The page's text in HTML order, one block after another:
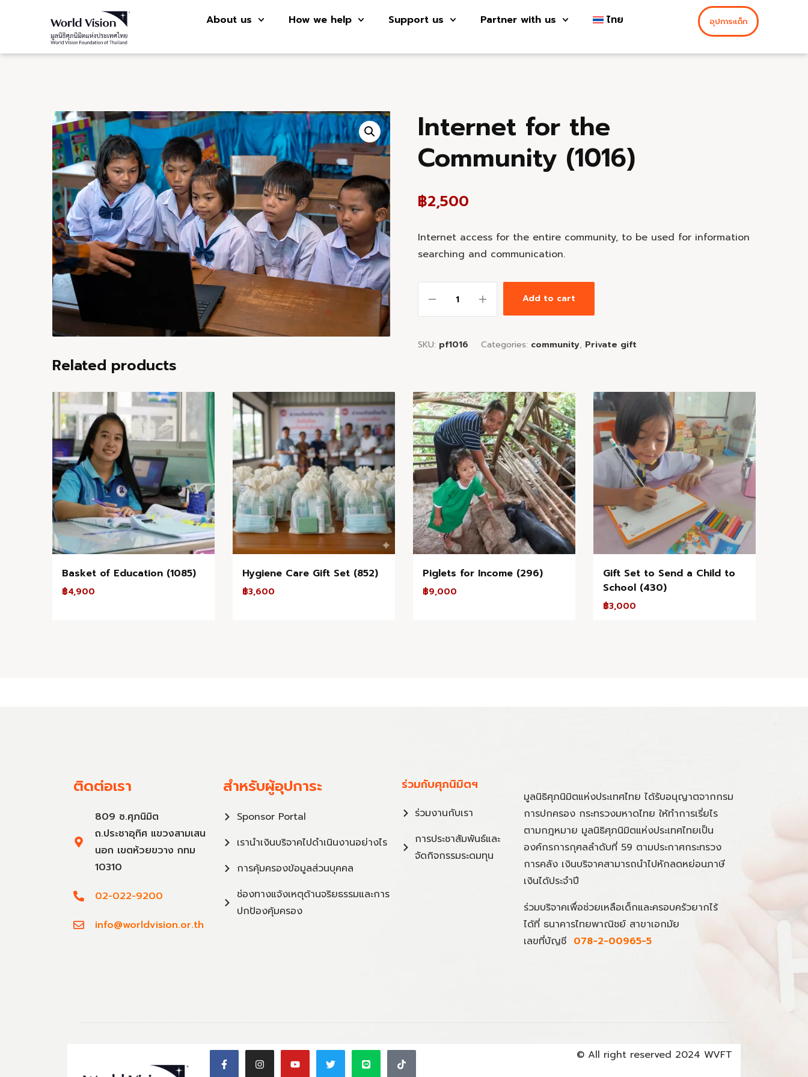
About us How we help Support us Partner with us ไทย อุปการะเด็ก
Internet for the
Community (1016)
฿2,500
Internet access for the entire community, to be used for information
searching and communication.
Add to cart
SKU: pf1016 Categories: community, Private gift
Related products
Basket of Education (1085)
฿4,900
Hygiene Care Gift Set (852)
฿3,600
Piglets for Income (296)
฿9,000
Gift Set to Send a Child to
School (430)
฿3,000
ติดต่อเรา
809 ซ.ศุภนิมิต
ถ.ประชาอุทิศ แขวงสามเสน
นอก เขตห้วยขวาง กทม
10310
02-022-9200
info@worldvision.or.th
สำหรับผู้อุปการะ
Sponsor Portal
เรานำเงินบริจาคไปดำเนินงานอย่างไร
การคุ้มครองข้อมูลส่วนบุคคล
ช่องทางแจ้งเหตุด้านจริยธรรมและการ
ปกป้องคุ้มครอง
ร่วมกับศุภนิมิตฯ
ร่วมงานกับเรา
การประชาสัมพันธ์และ
จัดกิจกรรมระดมทุน
มูลนิธิศุภนิมิตแห่งประเทศไทย ได้รับอนุญาตจากกรม
การปกครอง กระทรวงมหาดไทย ให้ทำการเรี่ยไร
ตามกฎหมาย มูลนิธิศุภนิมิตแห่งประเทศไทยเป็น
องค์กรการกุศลลำดับที่ 59 ตามประกาศกระทรวง
การคลัง เงินบริจาคสามารถนำไปหักลดหย่อนภาษี
เงินได้ประจำปี
ร่วมบริจาคเพื่อช่วยเหลือเด็กและครอบครัวยากไร้
ได้ที่ ธนาคารไทยพาณิชย์ สาขาเอกมัย
เลขที่บัญชี 078-2-00965-5
© All right reserved 2024 WVFT